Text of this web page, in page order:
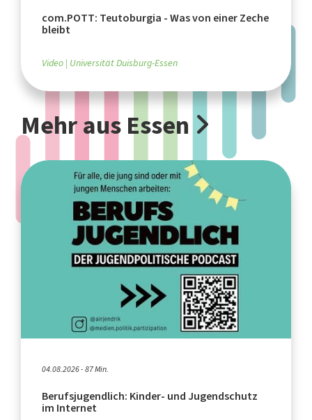
com.POTT: Teutoburgia - Was von einer Zeche
bleibt
Video Universität Duisburg-Essen
Mehr aus Essen
04.08.2026 - 87 Min.
Berufsjugendlich: Kinder- und Jugendschutz
im Internet